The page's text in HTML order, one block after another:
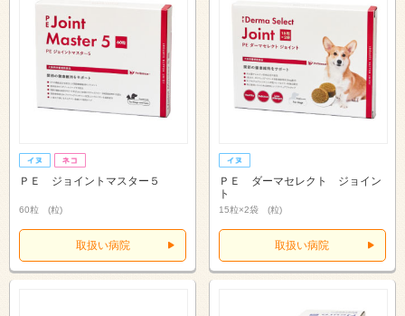
ＰＥ ジョイントマスター５
60粒 (粒)
取扱い病院
ＰＥ ダーマセレクト ジョイン
ト
15粒×2袋 (粒)
取扱い病院